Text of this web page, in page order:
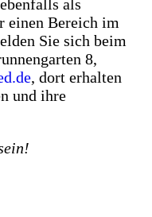
als
einen Bereich im
Sie sich beim
8,
, dort erhalten
und ihre